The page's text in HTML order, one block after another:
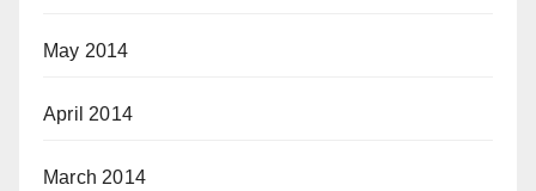
May 2014
April 2014
March 2014